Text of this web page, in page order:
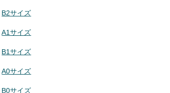
B2サイズ
A1サイズ
B1サイズ
A0サイズ
B0サイズ